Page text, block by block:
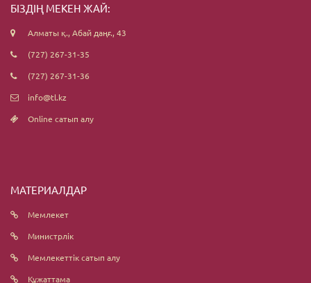
БІЗДІҢ МЕКЕН ЖАЙ:
Алматы қ., Абай даңғ., 43
(727) 267-31-35
(727) 267-31-36
info@tl.kz
Online сатып алу
МАТЕРИАЛДАР
Мемлекет
Министрлік
Мемлекеттік сатып алу
Құжаттама